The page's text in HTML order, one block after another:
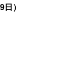
9日）